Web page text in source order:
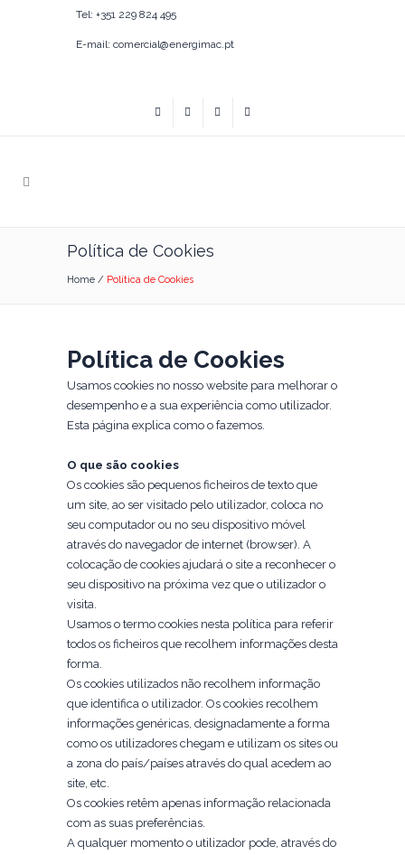
Tel: +351 229 824 495
E-mail: comercial@energimac.pt
Política de Cookies
Home / Política de Cookies
Política de Cookies
Usamos cookies no nosso website para melhorar o
desempenho e a sua experiência como utilizador.
Esta página explica como o fazemos.
O que são cookies
Os cookies são pequenos ficheiros de texto que
um site, ao ser visitado pelo utilizador, coloca no
seu computador ou no seu dispositivo móvel
através do navegador de internet (browser). A
colocação de cookies ajudará o site a reconhecer o
seu dispositivo na próxima vez que o utilizador o
visita.
Usamos o termo cookies nesta política para referir
todos os ficheiros que recolhem informações desta
forma.
Os cookies utilizados não recolhem informação
que identifica o utilizador. Os cookies recolhem
informações genéricas, designadamente a forma
como os utilizadores chegam e utilizam os sites ou
a zona do país/países através do qual acedem ao
site, etc.
Os cookies retêm apenas informação relacionada
com as suas preferências.
A qualquer momento o utilizador pode, através do